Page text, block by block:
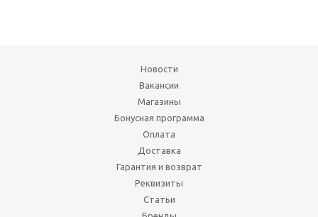
Новости
Вакансии
Магазины
Бонусная программа
Оплата
Доставка
Гарантия и возврат
Реквизиты
Статьи